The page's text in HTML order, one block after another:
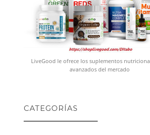
LiveGood le ofrece los suplementos
avanzados del mercado
CATEGORÍAS